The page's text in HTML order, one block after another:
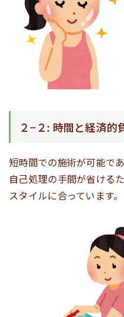
２−２: 時間と経済的
短時間での施術が可能で
自己処理の手間が省ける
スタイルに合っています。